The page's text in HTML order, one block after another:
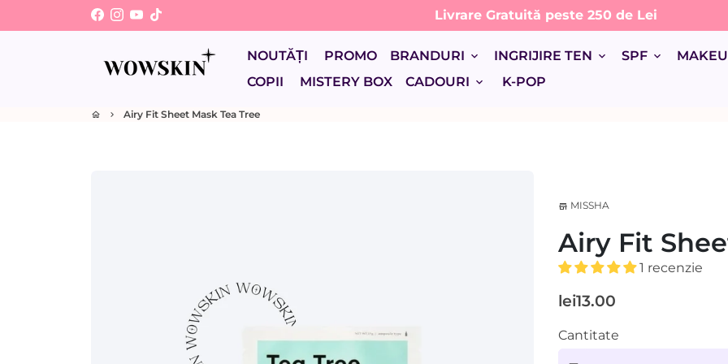
la
Livrare Gratuită peste 250 de Lei
NOUTĂȚI PROMO BRANDURI keyboard_arrow_down INGRIJIRE TEN keyboard_arrow_down SPF keyboard_arrow_down
COPII MISTERY BOX CADOURI keyboard_arrow_down K-POP
home keyboard_arrow_right Airy Fit Sheet Mask Tea Tree
store MISSHA
Airy Fit
1 recenzie
lei13.00
Cantitate